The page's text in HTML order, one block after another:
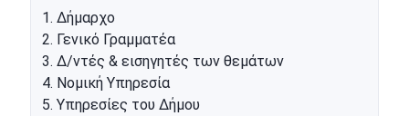
1. Δήμαρχο
2. Γενικό Γραμματέα
3. Δ/ντές & εισηγητές των θεμάτων
4. Νομική Υπηρεσία
5. Υπηρεσίες του Δήμου